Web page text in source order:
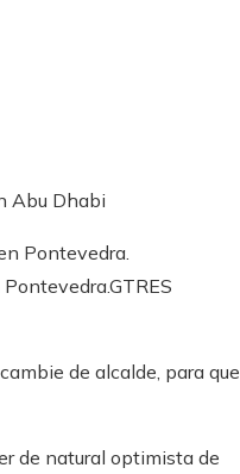
Abu Dhabi
GTRES
de alcalde, para que
de natural optimista de